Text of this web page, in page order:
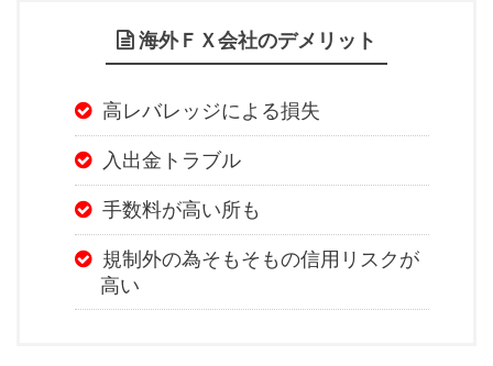
海外ＦＸ会社のデメリット
高レバレッジによる損失
入出金トラブル
手数料が高い所も
規制外の為そもそもの信用リスクが
高い